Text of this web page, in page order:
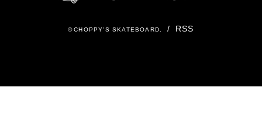
©CHOPPY'S SKATEBOARD. / RSS